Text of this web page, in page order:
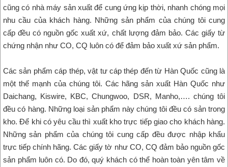
cũng có nhà máy sản xuất để cung ứng kịp thời, nhanh chóng mọi
nhu cầu của khách hàng. Những sản phẩm của chúng tôi cung
cấp đều có nguồn gốc xuất xứ, chất lượng đảm bảo. Các giấy từ
chứng nhận như CO, CQ luôn có để đảm bảo xuất xứ sản phẩm.
Các sản phẩm cáp thép, vật tư cáp thép đến từ Hàn Quốc cũng là
một thế mạnh của chúng tôi. Các hãng sản xuất Hàn Quốc như
Daichang, Kiswire, KBC, Chungwoo, DSR, Manho,…. chúng tôi
đều có hàng. Những loại sản phẩm này chúng tôi đều có sản trong
kho. Để khi có yêu cầu thì xuất kho trực tiếp giao cho khách hàng.
Những sản phẩm của chúng tôi cung cấp đều được nhập khẩu
trực tiếp chính hãng. Các giấy tờ như CO, CQ đảm bảo nguồn gốc
sản phẩm luôn có. Do đó, quý khách có thể hoàn toàn yên tâm về